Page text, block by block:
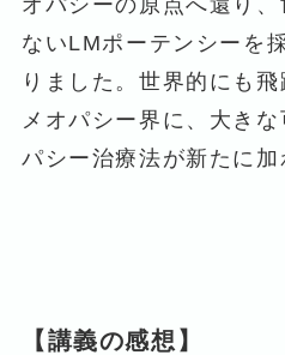
ないLMポーテンシーを
りました。世界的にも
メオパシー界に、大き
パシー治療法が新たに加
【講義の感想】